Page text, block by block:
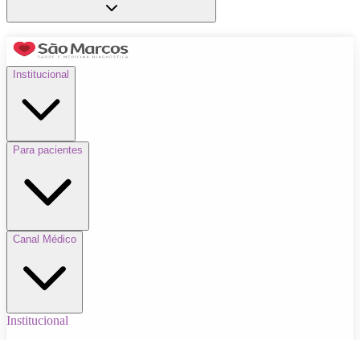
Institucional
Para pacientes
Canal Médico
Institucional